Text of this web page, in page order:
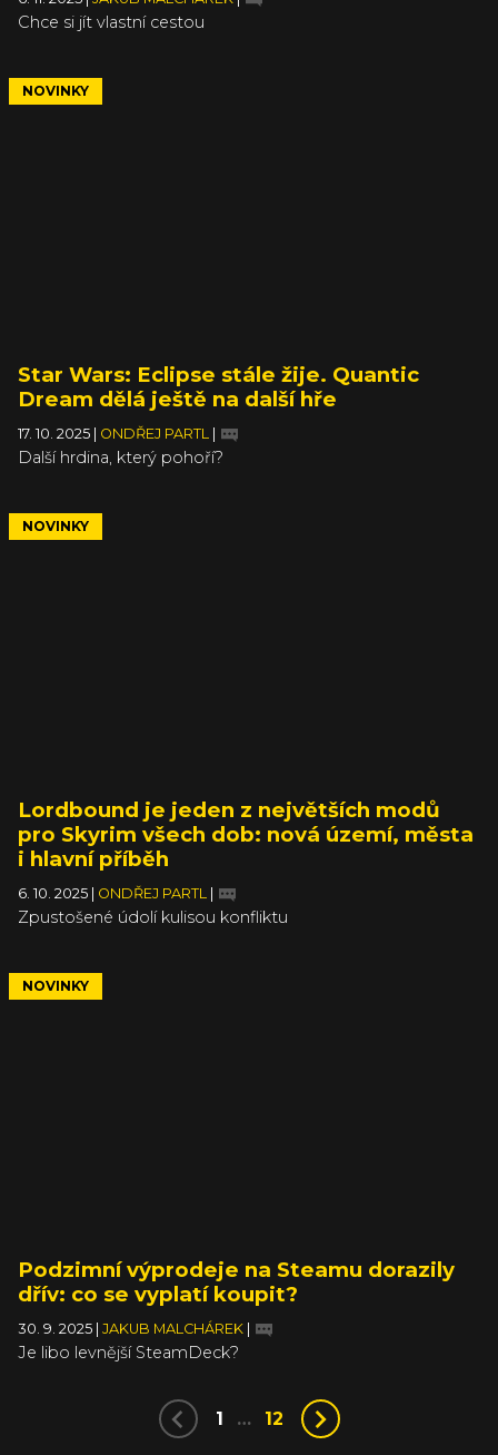
Chce si jít vlastní cestou
NOVINKY
Star Wars: Eclipse stále žije. Quantic
Dream dělá ještě na další hře
17. 10. 2025 ONDŘEJ PARTL
Další hrdina, který pohoří?
NOVINKY
Lordbound je jeden z největších modů
pro Skyrim všech dob: nová území, města
i hlavní příběh
6. 10. 2025 ONDŘEJ PARTL
Zpustošené údolí kulisou konfliktu
NOVINKY
Podzimní výprodeje na Steamu dorazily
dřív: co se vyplatí koupit?
30. 9. 2025 JAKUB MALCHÁREK
Je libo levnější SteamDeck?
1 … 12